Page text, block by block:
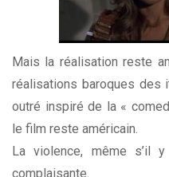
Mais la réalisation reste
réalisations baroques des
outré inspiré de la «
le film reste américain.
La violence, même s’il
complaisante.